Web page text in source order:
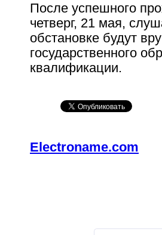
После успешного
четверг, 21 мая,
обстановке будут
государственного
квалификации.
Electroname.com